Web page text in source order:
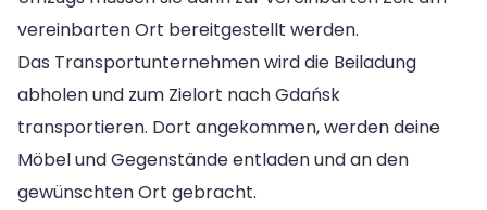
vereinbarten Ort bereitgestellt werden.
Das Transportunternehmen wird die Beiladung
abholen und zum Zielort nach Gdańsk
transportieren. Dort angekommen, werden deine
Möbel und Gegenstände entladen und an den
gewünschten Ort gebracht.